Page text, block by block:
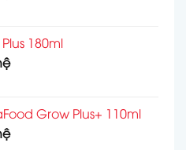
180ml
Grow Plus+ 110ml